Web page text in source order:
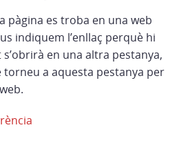
pàgina es troba en una web
indiquem l’enllaç perquè hi
en una altra pestanya,
torneu a aquesta pestanya per